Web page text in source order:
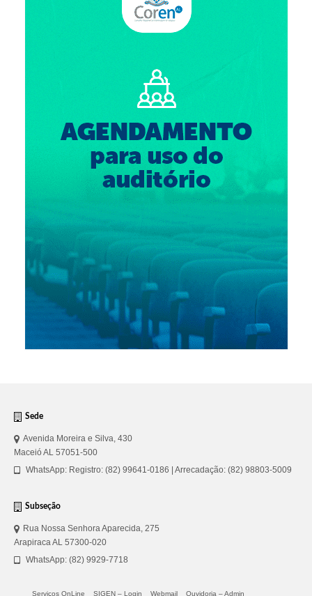
Procedimento para registro
Valores dos serviços
Ouvidoria
Fale Conosco
NEP
Sede
Avenida Moreira e Silva, 430
Maceió AL 57051-500
WhatsApp: Registro: (82) 99641-0186 | Arrecadação: (82) 98803-5009
Subseção
Rua Nossa Senhora Aparecida, 275
Arapiraca AL 57300-020
WhatsApp: (82) 9929-7718
Serviços OnLine SIGEN – Login Webmail Ouvidoria – Admin